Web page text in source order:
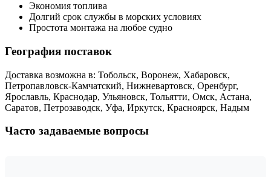
Экономия топлива
Долгий срок службы в морских условиях
Простота монтажа на любое судно
География поставок
Доставка возможна в: Тобольск, Воронеж, Хабаровск,
Петропавловск-Камчатский, Нижневартовск, Оренбург,
Ярославль, Краснодар, Ульяновск, Тольятти, Омск, Астана,
Саратов, Петрозаводск, Уфа, Иркутск, Красноярск, Надым
Часто задаваемые вопросы